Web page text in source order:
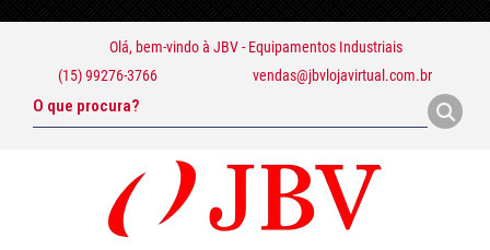
Olá, bem-vindo à JBV - Equipamentos Industriais
(15) 99276-3766
vendas@jbvlojavirtual.com.br